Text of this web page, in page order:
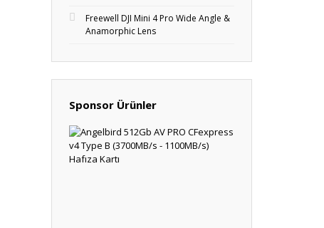
Freewell DJI Mini 4 Pro Wide Angle &
Anamorphic Lens
Sponsor Ürünler